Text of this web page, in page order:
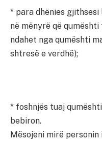
* para dhënies gjithsesi
në mënyrë që
ndahet nga qumështi
shtresë e verdhë);
* foshnjës tuaj
bebiron.
Mësojeni mirë